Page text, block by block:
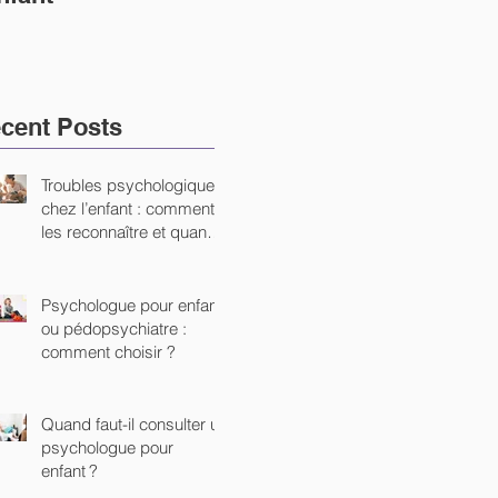
Posts
Troubles psychologiques
chez l’enfant : comment
les reconnaître et quand
Psychologue pour enfant
ou pédopsychiatre :
comment choisir ?
Quand faut-il consulter un
psychologue pour
enfant ?